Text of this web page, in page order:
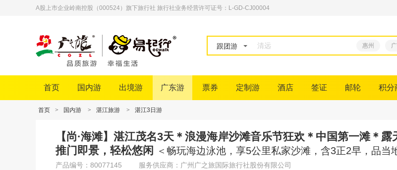
A股上市企业岭南控股（000524）旗下旅行社 旅行社业务经营许可证号：L-GD-CJ00004
跟团游 惠州
首页 国内游 出境游 广东游 票券 定制游 酒店 签证 邮轮 积分
首页 > 国内游 > 湛江旅游 > 湛江3日游
【尚·海滩】湛江茂名3天＊浪漫海岸沙滩音乐节狂欢＊中国第一滩＊
推门即景，轻松悠闲
＜畅玩海边泳池，享5公里私家沙滩，含3正2早，品当
粵港澳美食 节庆
产品编号：80077145 服务供应商：广州广之旅国际旅行社股份有限公司